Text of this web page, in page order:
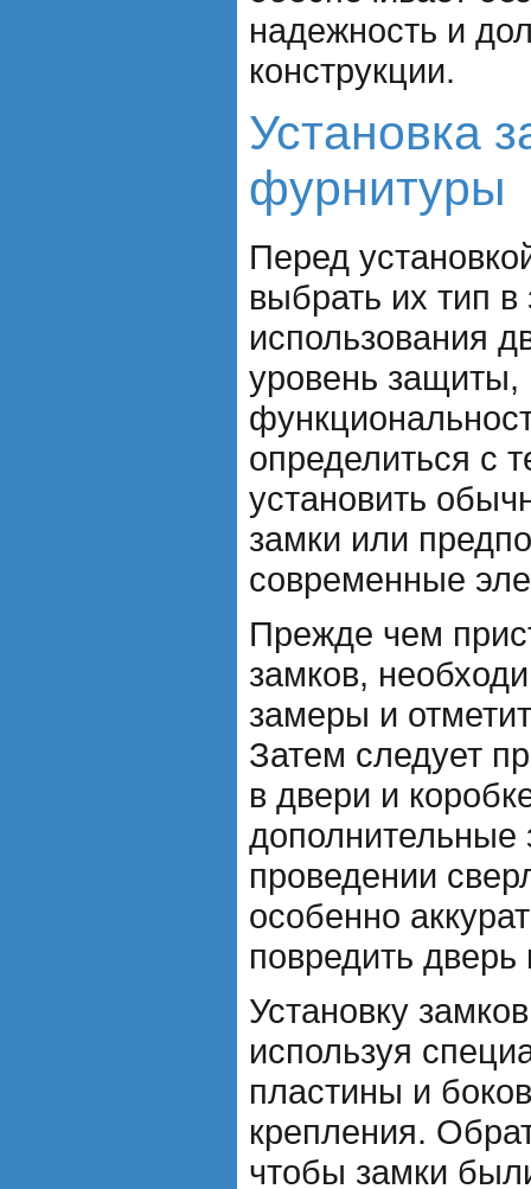
надежность и
конструкции.
Установка
фурнитуры
Перед
выбрать их тип
использования
уровень защиты,
определиться с
установить
замки или
современные
Прежде чем
замков,
замеры и
Затем следует
в двери и
дополнительные
проведении
особенно
повредить дверь
Установку
используя
пластины и
крепления.
чтобы замки